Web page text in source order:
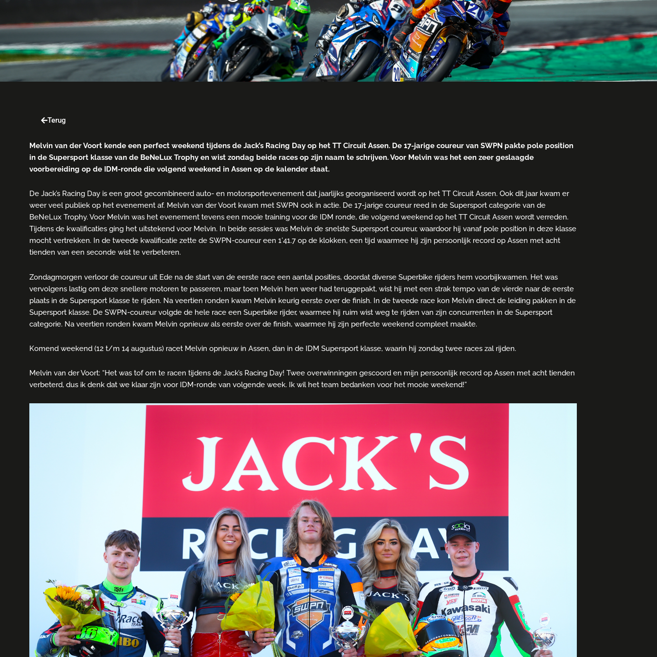
Terug
Melvin van der Voort kende een perfect weekend tijdens de Jack’s Racing Day op het TT Circuit Assen. De 17-jarige coureur van SWPN pakte pole position
in de Supersport klasse van de BeNeLux Trophy en wist zondag beide races op zijn naam te schrijven. Voor Melvin was het een zeer geslaagde
voorbereiding op de IDM-ronde die volgend weekend in Assen op de kalender staat.
De Jack’s Racing Day is een groot gecombineerd auto- en motorsportevenement dat jaarlijks georganiseerd wordt op het TT Circuit Assen. Ook dit jaar kwam er
weer veel publiek op het evenement af. Melvin van der Voort kwam met SWPN ook in actie. De 17-jarige coureur reed in de Supersport categorie van de
BeNeLux Trophy. Voor Melvin was het evenement tevens een mooie training voor de IDM ronde, die volgend weekend op het TT Circuit Assen wordt verreden.
Tijdens de kwalificaties ging het uitstekend voor Melvin. In beide sessies was Melvin de snelste Supersport coureur, waardoor hij vanaf pole position in deze klasse
mocht vertrekken. In de tweede kwalificatie zette de SWPN-coureur een 1’41.7 op de klokken, een tijd waarmee hij zijn persoonlijk record op Assen met acht
tienden van een seconde wist te verbeteren.
Zondagmorgen verloor de coureur uit Ede na de start van de eerste race een aantal posities, doordat diverse Superbike rijders hem voorbijkwamen. Het was
vervolgens lastig om deze snellere motoren te passeren, maar toen Melvin hen weer had teruggepakt, wist hij met een strak tempo van de vierde naar de eerste
plaats in de Supersport klasse te rijden. Na veertien ronden kwam Melvin keurig eerste over de finish. In de tweede race kon Melvin direct de leiding pakken in de
Supersport klasse. De SWPN-coureur volgde de hele race een Superbike rijder, waarmee hij ruim wist weg te rijden van zijn concurrenten in de Supersport
categorie. Na veertien ronden kwam Melvin opnieuw als eerste over de finish, waarmee hij zijn perfecte weekend compleet maakte.
Komend weekend (12 t/m 14 augustus) racet Melvin opnieuw in Assen, dan in de IDM Supersport klasse, waarin hij zondag twee races zal rijden.
Melvin van der Voort: “Het was tof om te racen tijdens de Jack’s Racing Day! Twee overwinningen gescoord en mijn persoonlijk record op Assen met acht tienden
verbeterd, dus ik denk dat we klaar zijn voor IDM-ronde van volgende week. Ik wil het team bedanken voor het mooie weekend!”